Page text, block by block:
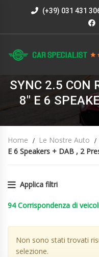
(+39) 031 431
SYNC 2.5 CON
8" E 6
Home Le Nostre Auto
E 6 Speakers + DAB , 2
Applica filtri
94 Corrispondenza di
Non sono stati trovati
selezione.